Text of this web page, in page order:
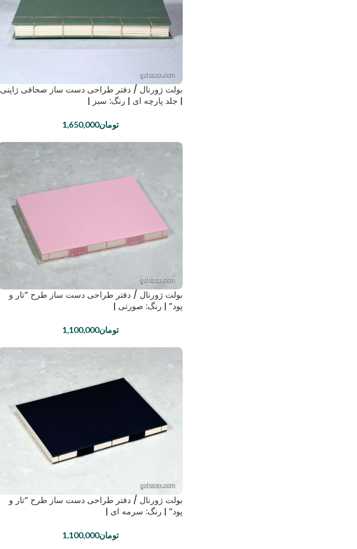
بولت ژورنال / دفتر طراحی دست ساز صحافی ژاپنی
| جلد پارچه ای | رنگ: سبز |
تومان1,650,000
بولت ژورنال / دفتر طراحی دست ساز طرح “تار و
پود” | رنگ: صورتی |
تومان1,100,000
بولت ژورنال / دفتر طراحی دست ساز طرح “تار و
پود” | رنگ: سرمه ای |
تومان1,100,000